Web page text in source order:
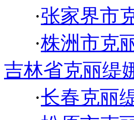
·张家界市
·株洲市克
吉林省克丽缇
·长春克丽